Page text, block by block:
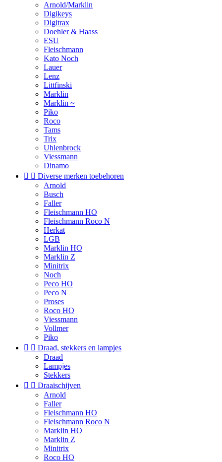
Arnold/Marklin
Digikeys
Digitrax
Doehler & Haass
ESU
Fleischmann
Kato Noch
Lauer
Lenz
Littfinski
Marklin
Marklin ~
Piko
Roco
Tams
Trix
Uhlenbrock
Viessmann
Dinamo
  Diverse merken toebehoren
Arnold
Busch
Faller
Fleischmann HO
Fleischmann Roco N
Herkat
LGB
Marklin HO
Marklin Z
Minitrix
Noch
Peco HO
Peco N
Proses
Roco HO
Viessmann
Vollmer
Piko
  Draad, stekkers en lampjes
Draad
Lampjes
Stekkers
  Draaischijven
Arnold
Faller
Fleischmann HO
Fleischmann Roco N
Marklin HO
Marklin Z
Minitrix
Roco HO